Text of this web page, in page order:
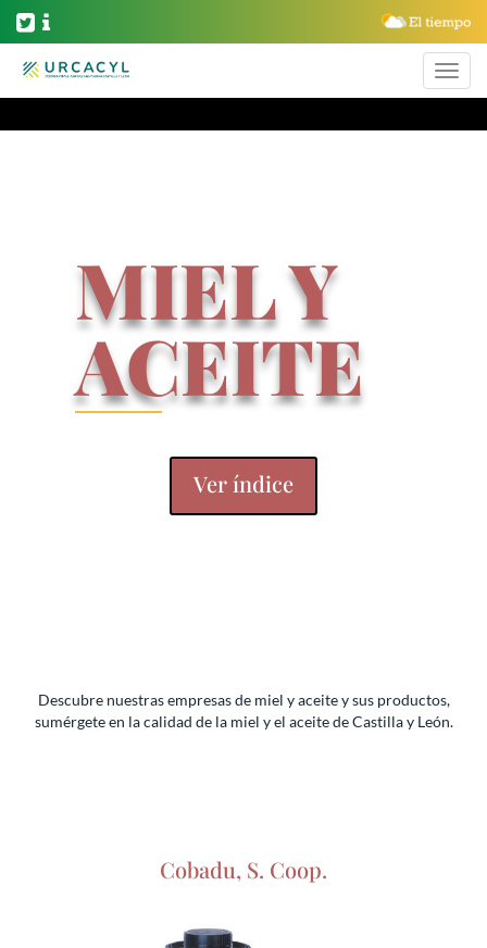
MIEL Y
ACEITE
Ver índice
Descubre nuestras empresas de miel y aceite y sus productos,
sumérgete en la calidad de la miel y el aceite de Castilla y León.
Cobadu, S. Coop.